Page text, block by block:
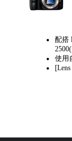
配搭
使用